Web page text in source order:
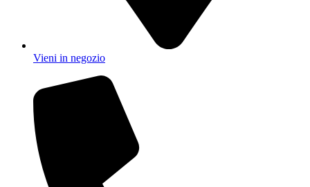
Vieni in negozio